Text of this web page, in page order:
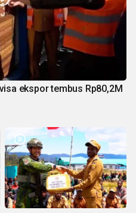
ekspor tembus Rp80,2M